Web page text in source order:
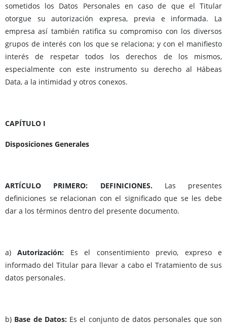
sometidos los Datos Personales en caso de que el Titular
otorgue su autorización expresa, previa e informada. La
empresa así también ratifica su compromiso con los diversos
grupos de interés con los que se relaciona; y con el manifiesto
interés de respetar todos los derechos de los mismos,
especialmente con este instrumento su derecho al Hábeas
Data, a la intimidad y otros conexos.
CAPÍTULO I
Disposiciones Generales
ARTÍCULO PRIMERO: DEFINICIONES.Las presentes
definiciones se relacionan con el significado que se les debe
dar a los términos dentro del presente documento.
a)Autorización: Es el consentimiento previo, expreso e
informado del Titular para llevar a cabo el Tratamiento de sus
datos personales.
b) Base de Datos: Es el conjunto de datos personales que son